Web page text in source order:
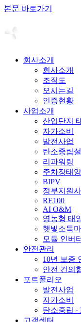
본문 바로가기
회사소개
회사소개
조직도
오시는길
인증현황
사업소개
산업단지
자가소비
발전사업
탄소중립
리파워링
주차장태
BIPV
정부지원
RE100
AI O&M
영농형 태
햇빛소득
모듈 인버
안전관리
10년 보증
안전 건의
포트폴리오
발전사업
자가소비
탄소중립 ·
고객센터